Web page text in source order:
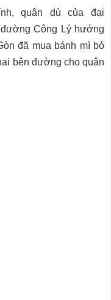
quân dù của đại
Công Lý hướng
đã mua bánh mì bỏ
bên đường cho quân